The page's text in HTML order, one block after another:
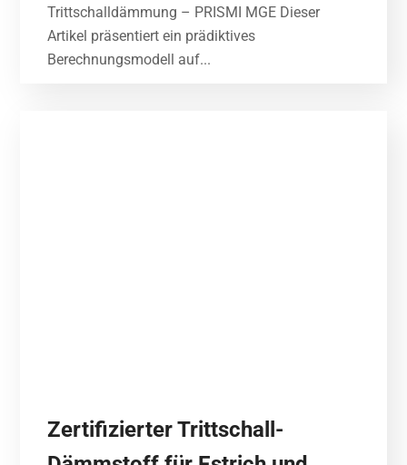
Trittschalldämmung – PRISMI MGE Dieser
Artikel präsentiert ein prädiktives
Berechnungsmodell auf...
Zertifizierter Trittschall-